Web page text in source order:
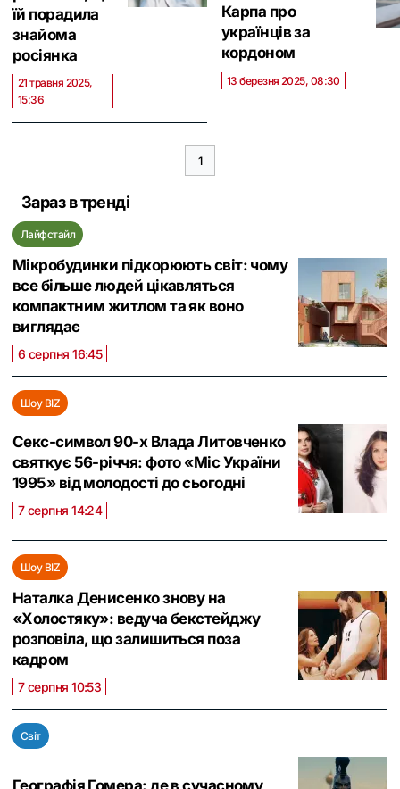
їй порадила
знайома
росіянка
21 травня 2025,
15:36
Карпа про
українців за
кордоном
13 березня 2025, 08:30
1
Зараз в тренді
Лайфстайл
Мікробудинки підкорюють світ: чому
все більше людей цікавляться
компактним житлом та як воно
виглядає
6 серпня 16:45
Шоу BIZ
Секс-символ 90-х Влада Литовченко
святкує 56-річчя: фото «Міс України
1995» від молодості до сьогодні
7 серпня 14:24
Шоу BIZ
Наталка Денисенко знову на
«Холостяку»: ведуча бекстейджу
розповіла, що залишиться поза
кадром
7 серпня 10:53
Світ
Географія Гомера: де в сучасному